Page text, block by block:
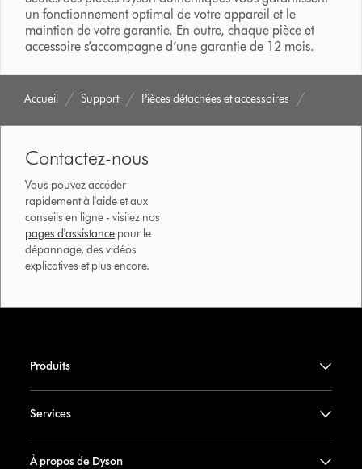
un fonctionnement optimal de votre appareil et le
maintien de votre garantie. En outre, chaque pièce et
accessoire s’accompagne d’une garantie de 12 mois.
Accueil Support Pièces détachées et accessoires
Contactez-nous
Vous pouvez accéder
rapidement à l'aide et aux
conseils en ligne - visitez nos
pages d'assistance pour le
dépannage, des vidéos
explicatives et plus encore.
Produits
Services
À propos de Dyson